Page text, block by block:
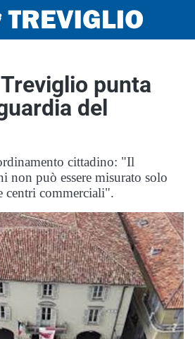
punta
del
cittadino: "Il
non può essere misurato solo
centri commerciali".